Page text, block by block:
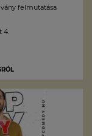
felmutatása
4.